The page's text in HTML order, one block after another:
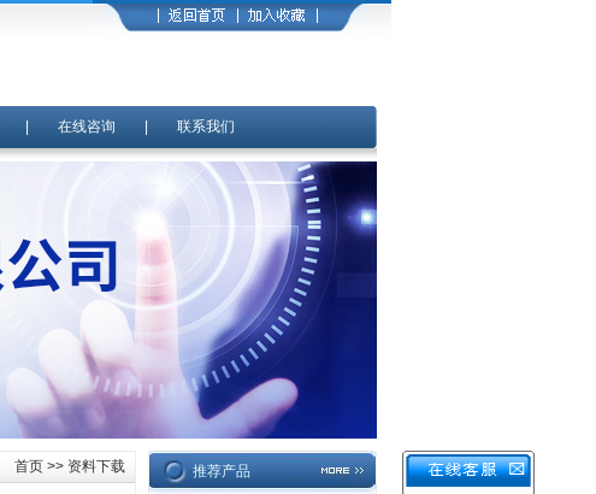
在线咨询 联系我们
首页 >> 资料下载
推荐产品